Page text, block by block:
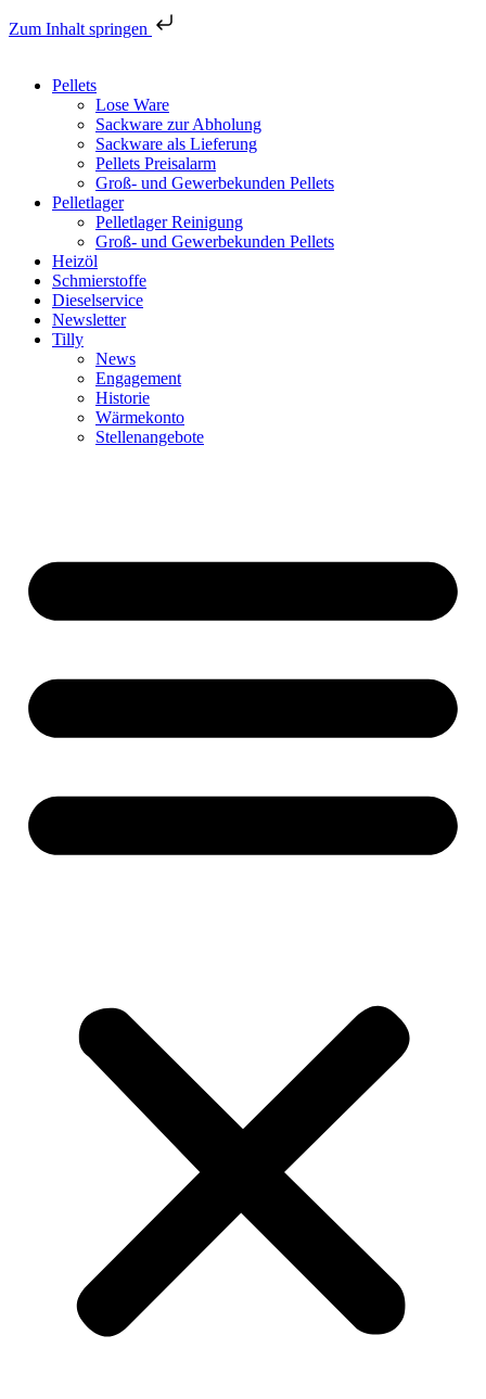
Zum Inhalt springen
Pellets
Lose Ware
Sackware zur Abholung
Sackware als Lieferung
Pellets Preisalarm
Groß- und Gewerbekunden Pellets
Pelletlager
Pelletlager Reinigung
Groß- und Gewerbekunden Pellets
Heizöl
Schmierstoffe
Dieselservice
Newsletter
Tilly
News
Engagement
Historie
Wärmekonto
Stellenangebote